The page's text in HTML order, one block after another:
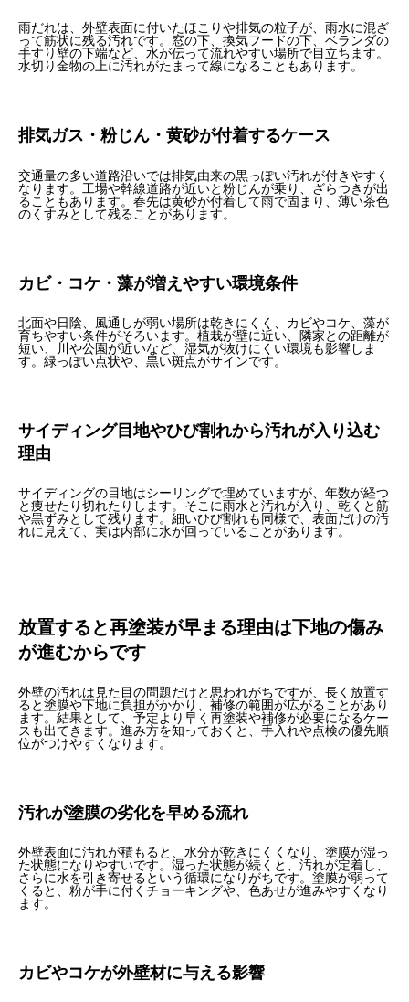
雨だれは、外壁表面に付いたほこりや排気の粒子が、雨水に混ざ
って筋状に残る汚れです。窓の下、換気フードの下、ベランダの
手すり壁の下端など、水が伝って流れやすい場所で目立ちます。
水切り金物の上に汚れがたまって線になることもあります。
排気ガス・粉じん・黄砂が付着するケース
交通量の多い道路沿いでは排気由来の黒っぽい汚れが付きやすく
なります。工場や幹線道路が近いと粉じんが乗り、ざらつきが出
ることもあります。春先は黄砂が付着して雨で固まり、薄い茶色
のくすみとして残ることがあります。
カビ・コケ・藻が増えやすい環境条件
北面や日陰、風通しが弱い場所は乾きにくく、カビやコケ、藻が
育ちやすい条件がそろいます。植栽が壁に近い、隣家との距離が
短い、川や公園が近いなど、湿気が抜けにくい環境も影響しま
す。緑っぽい点状や、黒い斑点がサインです。
サイディング目地やひび割れから汚れが入り込む
理由
サイディングの目地はシーリングで埋めていますが、年数が経つ
と痩せたり切れたりします。そこに雨水と汚れが入り、乾くと筋
や黒ずみとして残ります。細いひび割れも同様で、表面だけの汚
れに見えて、実は内部に水が回っていることがあります。
放置すると再塗装が早まる理由は下地の傷み
が進むからです
外壁の汚れは見た目の問題だけと思われがちですが、長く放置す
ると塗膜や下地に負担がかかり、補修の範囲が広がることがあり
ます。結果として、予定より早く再塗装や補修が必要になるケー
スも出てきます。進み方を知っておくと、手入れや点検の優先順
位がつけやすくなります。
汚れが塗膜の劣化を早める流れ
外壁表面に汚れが積もると、水分が乾きにくくなり、塗膜が湿っ
た状態になりやすいです。湿った状態が続くと、汚れが定着し、
さらに水を引き寄せるという循環になりがちです。塗膜が弱って
くると、粉が手に付くチョーキングや、色あせが進みやすくなり
ます。
カビやコケが外壁材に与える影響